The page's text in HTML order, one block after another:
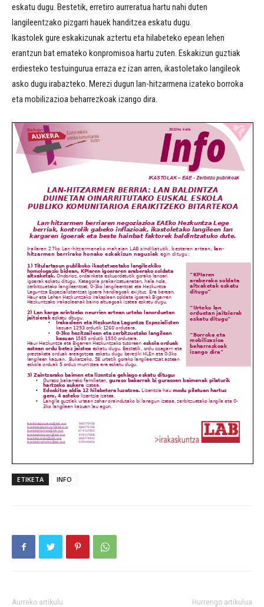
eskatu dugu. Bestetik, erretiro aurreratua hartu nahi duten
langileentzako pizgarri hauek handitzea eskatu dugu.
Ikastolek gure eskakizunak aztertu eta hilabeteko epean lehen
erantzun bat emateko konpromisoa hartu zuten. Eskakizun guztiak
erdiesteko testuingurua erraza ez izan arren, ikastoletako langileok
asko dugu irabazteko. Merezi dugun lan-hitzarmena izateko borroka
eta mobilizazioa beharrezkoak izango dira.
ETIKETA INFO
Aurreko artikulu Hurrengo artikulua